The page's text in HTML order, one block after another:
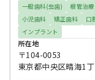
一般歯科(虫歯) 根管治療
小児歯科
矯正歯科 口
インプラント
所在地
〒104-0053
東京都中央区晴海1